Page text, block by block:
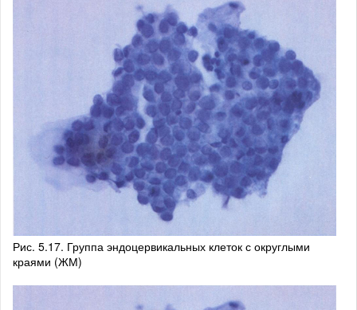
Рис. 5.17. Группа эндоцервикальных клеток с округлыми
краями (ЖМ)